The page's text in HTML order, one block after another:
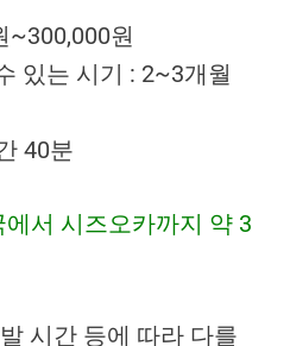
~300,000원
있는 시기 : 2~3개월
40분
서 시즈오카까지 약 3
시간 등에 따라 다를